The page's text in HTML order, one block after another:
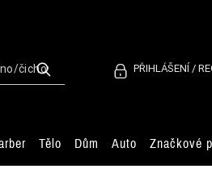
PŘIHLÁŠENÍ /
Tělo Dům Auto Značkové